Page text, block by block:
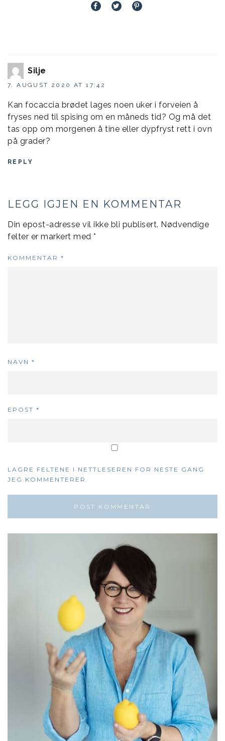
Silje
7. AUGUST 2020 AT 17:42
Kan focaccia brødet lages noen uker i forveien å
fryses ned til spising om en måneds tid? Og må det
tas opp om morgenen å tine eller dypfryst rett i ovn
på grader?
REPLY
LEGG IGJEN EN KOMMENTAR
Din epost-adresse vil ikke bli publisert. Nødvendige
felter er markert med *
KOMMENTAR *
NAVN *
EPOST *
LAGRE FELTENE I NETTLESEREN FOR NESTE GANG
JEG KOMMENTERER.